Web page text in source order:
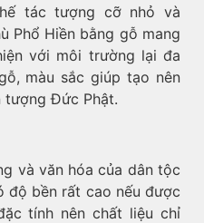
tác tượng cỡ nhỏ và
Phổ Hiền bằng gỗ mang
với môi trường lại đa
màu sắc giúp tạo nên
tượng Đức Phật.
và văn hóa của dân tộc
độ bền rất cao nếu được
tính nên chất liệu chỉ